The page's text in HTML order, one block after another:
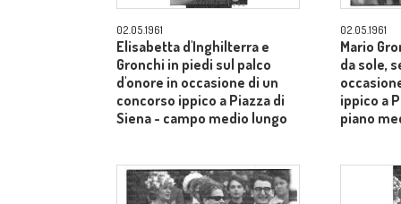
02.05.1961
Elisabetta d'Inghilterra e
Gronchi in piedi sul palco
d'onore in occasione di un
concorso ippico a Piazza di
Siena - campo medio lungo
02.05.1961
Mario
da sole,
ippico a
piano